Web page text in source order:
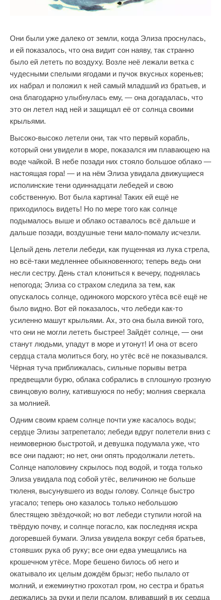
Они были уже далеко от земли, когда Элиза проснулась,
и ей показалось, что она видит сон наяву, так странно
было ей лететь по воздуху. Возле неё лежали ветка с
чудесными спелыми ягодами и пучок вкусных кореньев;
их набрал и положил к ней самый младший из братьев, и
она благодарно улыбнулась ему, — она догадалась, что
это он летел над ней и защищал её от солнца своими
крыльями.
Высоко-высоко летели они, так что первый корабль,
который они увидели в море, показался им плавающею на
воде чайкой. В небе позади них стояло большое облако —
настоящая гора! — и на нём Элиза увидала движущиеся
исполинские тени одиннадцати лебедей и свою
собственную. Вот была картина! Таких ей ещё не
приходилось видеть! Но по мере того как солнце
подымалось выше и облако оставалось всё дальше и
дальше позади, воздушные тени мало-помалу исчезли.
Целый день летели лебеди, как пущенная из лука стрела,
но всё-таки медленнее обыкновенного; теперь ведь они
несли сестру. День стал клониться к вечеру, поднялась
непогода; Элиза со страхом следила за тем, как
опускалось солнце, одинокого морского утёса всё ещё не
было видно. Вот ей показалось, что лебеди как-то
усиленно машут крыльями. Ах, это она была виной того,
что они не могли лететь быстрее! Зайдёт солнце, — они
станут людьми, упадут в море и утонут! И она от всего
сердца стала молиться богу, но утёс всё не показывался.
Чёрная туча приближалась, сильные порывы ветра
предвещали бурю, облака собрались в сплошную грозную
свинцовую волну, катившуюся по небу; молния сверкала
за молнией.
Одним своим краем солнце почти уже касалось воды;
сердце Элизы затрепетало; лебеди вдруг полетели вниз с
неимоверною быстротой, и девушка подумала уже, что
все они падают; но нет, они опять продолжали лететь.
Солнце наполовину скрылось под водой, и тогда только
Элиза увидала под собой утёс, величиною не больше
тюленя, высунувшего из воды голову. Солнце быстро
угасало; теперь оно казалось только небольшою
блестящею звёздочкой; но вот лебеди ступили ногой на
твёрдую почву, и солнце погасло, как последняя искра
догоревшей бумаги. Элиза увидела вокруг себя братьев,
стоявших рука об руку; все они едва умещались на
крошечном утёсе. Море бешено билось об него и
окатывало их целым дождём брызг; небо пылало от
молний, и ежеминутно грохотал гром, но сестра и братья
держались за руки и пели псалом, вливавший в их сердца